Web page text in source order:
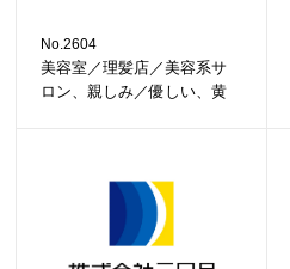
No.2604
美容室／理髪店／美容系サ
ロン、親しみ／優しい、黄